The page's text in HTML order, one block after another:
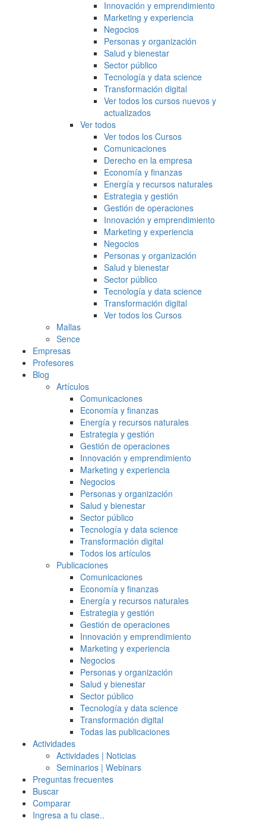
Innovación y emprendimiento
Marketing y experiencia
Negocios
Personas y organización
Salud y bienestar
Sector público
Tecnología y data science
Transformación digital
Ver todos los cursos nuevos y
actualizados
Ver todos
Ver todos los Cursos
Comunicaciones
Derecho en la empresa
Economía y finanzas
Energía y recursos naturales
Estrategia y gestión
Gestión de operaciones
Innovación y emprendimiento
Marketing y experiencia
Negocios
Personas y organización
Salud y bienestar
Sector público
Tecnología y data science
Transformación digital
Ver todos los Cursos
Mallas
Sence
Empresas
Profesores
Blog
Artículos
Comunicaciones
Economía y finanzas
Energía y recursos naturales
Estrategia y gestión
Gestión de operaciones
Innovación y emprendimiento
Marketing y experiencia
Negocios
Personas y organización
Salud y bienestar
Sector público
Tecnología y data science
Transformación digital
Todos los artículos
Publicaciones
Comunicaciones
Economía y finanzas
Energía y recursos naturales
Estrategia y gestión
Gestión de operaciones
Innovación y emprendimiento
Marketing y experiencia
Negocios
Personas y organización
Salud y bienestar
Sector público
Tecnología y data science
Transformación digital
Todas las publicaciones
Actividades
Actividades | Noticias
Seminarios | Webinars
Preguntas frecuentes
Buscar
Comparar
Ingresa a tu clase..